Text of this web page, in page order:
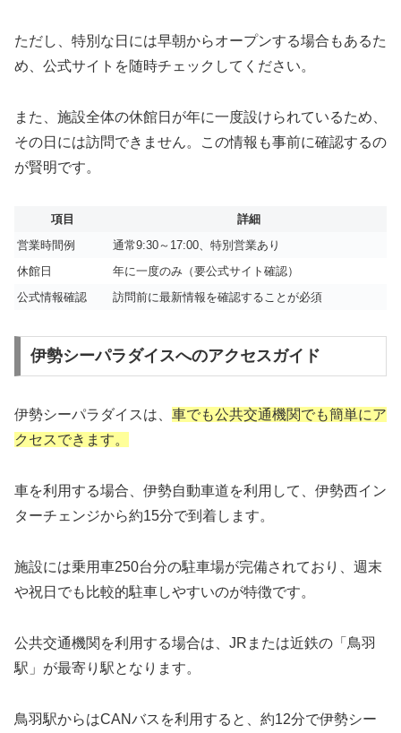
ただし、特別な日には早朝からオープンする場合もあるた
め、公式サイトを随時チェックしてください。
また、施設全体の休館日が年に一度設けられているため、
その日には訪問できません。この情報も事前に確認するの
が賢明です。
項目
詳細
営業時間例
通常9:30～17:00、特別営業あり
休館日
年に一度のみ（要公式サイト確認）
公式情報確認
訪問前に最新情報を確認することが必須
伊勢シーパラダイスへのアクセスガイド
伊勢シーパラダイスは、 車でも公共交通機関でも簡単にア
クセスできます。
車を利用する場合、伊勢自動車道を利用して、伊勢西イン
ターチェンジから約15分で到着します。
施設には乗用車250台分の駐車場が完備されており、週末
や祝日でも比較的駐車しやすいのが特徴です。
公共交通機関を利用する場合は、JRまたは近鉄の「鳥羽
駅」が最寄り駅となります。
鳥羽駅からはCANバスを利用すると、約12分で伊勢シー